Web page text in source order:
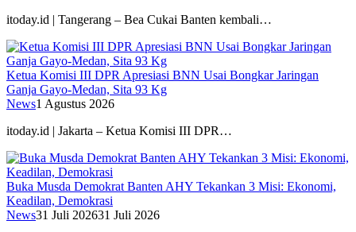
itoday.id | Tangerang – Bea Cukai Banten kembali…
Ketua Komisi III DPR Apresiasi BNN Usai Bongkar Jaringan
Ganja Gayo-Medan, Sita 93 Kg
News1 Agustus 2026
itoday.id | Jakarta – Ketua Komisi III DPR…
Buka Musda Demokrat Banten AHY Tekankan 3 Misi: Ekonomi,
Keadilan, Demokrasi
News31 Juli 202631 Juli 2026